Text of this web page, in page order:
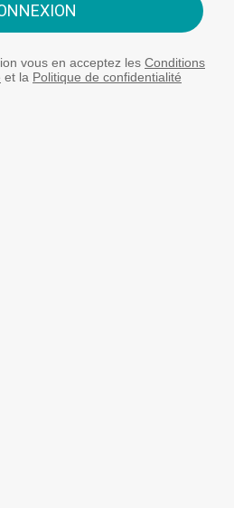
vous en acceptez les Conditions
et la Politique de confidentialité